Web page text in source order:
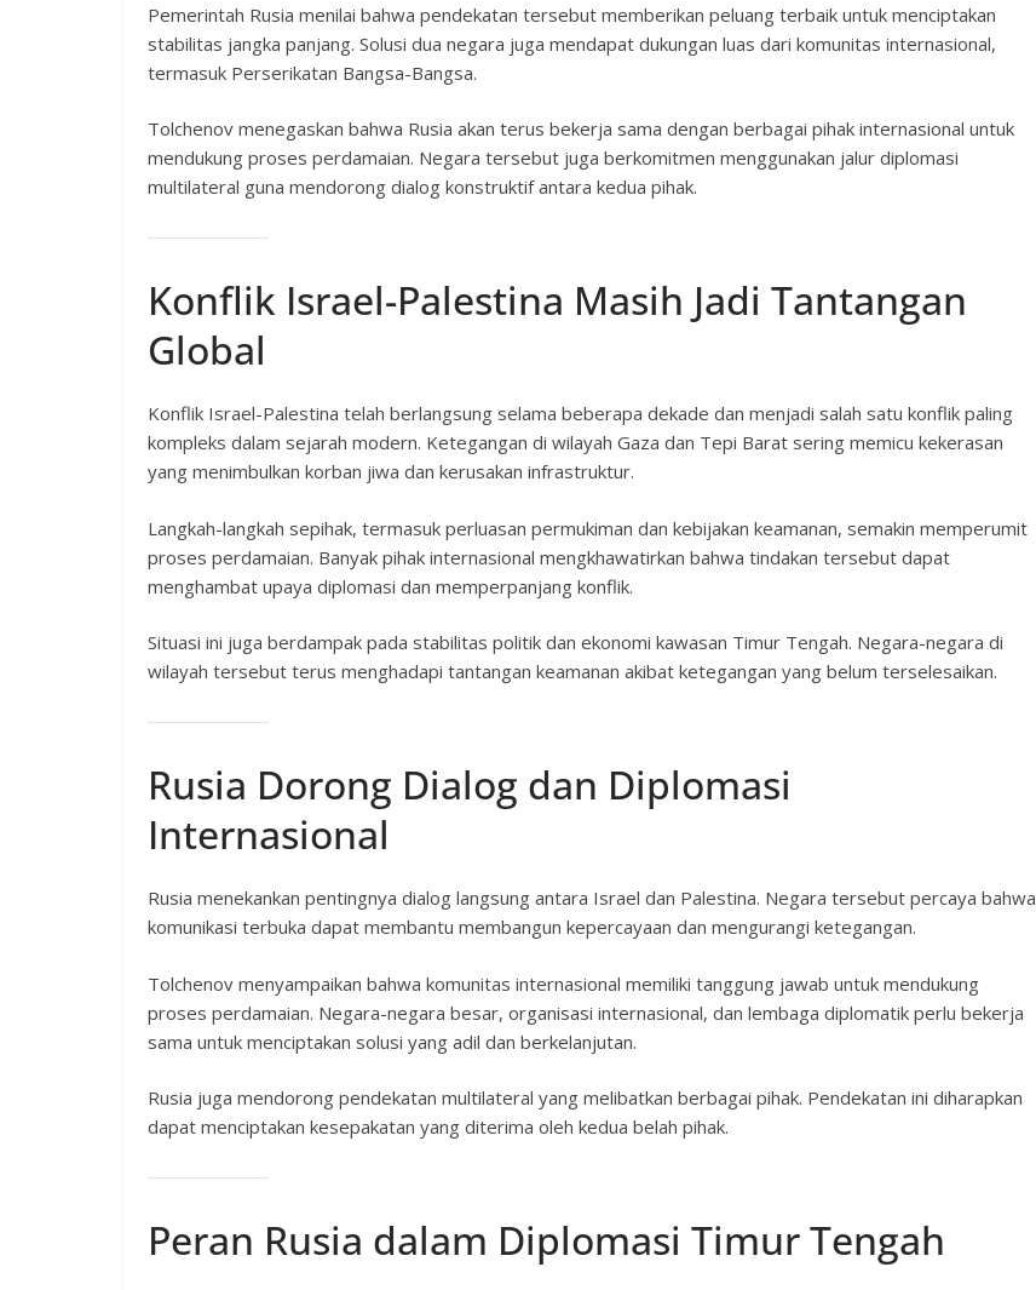
Pemerintah Rusia menilai bahwa pendekatan tersebut memberikan peluang terbaik untuk menciptakan
stabilitas jangka panjang. Solusi dua negara juga mendapat dukungan luas dari komunitas internasional,
termasuk Perserikatan Bangsa-Bangsa.
Tolchenov menegaskan bahwa Rusia akan terus bekerja sama dengan berbagai pihak internasional untuk
mendukung proses perdamaian. Negara tersebut juga berkomitmen menggunakan jalur diplomasi
multilateral guna mendorong dialog konstruktif antara kedua pihak.
Konflik Israel-Palestina Masih Jadi Tantangan
Global
Konflik Israel-Palestina telah berlangsung selama beberapa dekade dan menjadi salah satu konflik paling
kompleks dalam sejarah modern. Ketegangan di wilayah Gaza dan Tepi Barat sering memicu kekerasan
yang menimbulkan korban jiwa dan kerusakan infrastruktur.
Langkah-langkah sepihak, termasuk perluasan permukiman dan kebijakan keamanan, semakin memperumit
proses perdamaian. Banyak pihak internasional mengkhawatirkan bahwa tindakan tersebut dapat
menghambat upaya diplomasi dan memperpanjang konflik.
Situasi ini juga berdampak pada stabilitas politik dan ekonomi kawasan Timur Tengah. Negara-negara di
wilayah tersebut terus menghadapi tantangan keamanan akibat ketegangan yang belum terselesaikan.
Rusia Dorong Dialog dan Diplomasi
Internasional
Rusia menekankan pentingnya dialog langsung antara Israel dan Palestina. Negara tersebut percaya bahwa
komunikasi terbuka dapat membantu membangun kepercayaan dan mengurangi ketegangan.
Tolchenov menyampaikan bahwa komunitas internasional memiliki tanggung jawab untuk mendukung
proses perdamaian. Negara-negara besar, organisasi internasional, dan lembaga diplomatik perlu bekerja
sama untuk menciptakan solusi yang adil dan berkelanjutan.
Rusia juga mendorong pendekatan multilateral yang melibatkan berbagai pihak. Pendekatan ini diharapkan
dapat menciptakan kesepakatan yang diterima oleh kedua belah pihak.
Peran Rusia dalam Diplomasi Timur Tengah